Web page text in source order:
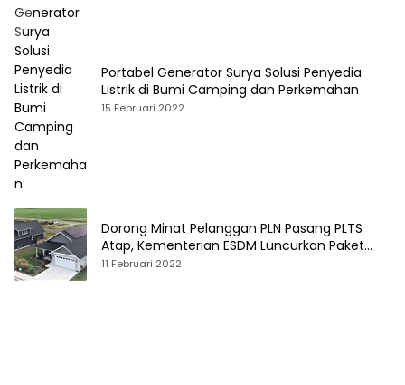
Portabel Generator Surya Solusi Penyedia
Listrik di Bumi Camping dan Perkemahan
15 Februari 2022
Dorong Minat Pelanggan PLN Pasang PLTS
Atap, Kementerian ESDM Luncurkan Paket
Hibah SEF
11 Februari 2022